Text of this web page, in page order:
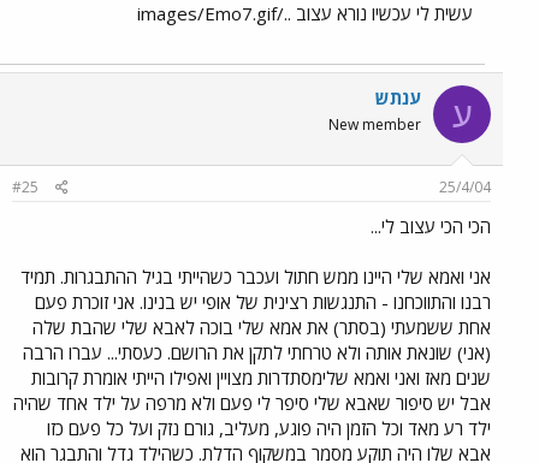
עשית לי עכשיו נורא עצוב ../images/Emo7.gif
ע ענתש
New member
25/4/04
#25
הכי הכי עצוב לי...
אני ואמא שלי היינו ממש חתול ועכבר כשהייתי בגיל ההתבגרות. תמיד
רבנו והתווכחנו - התנגשות רצינית של אופי יש בנינו. אני זוכרת פעם
אחת ששמעתי (בסתר) את אמא שלי בוכה לאבא שלי שהבת שלה
(אני) שונאת אותה ולא טרחתי לתקן את הרושם. כעסתי... עברו הרבה
שנים מאז ואני ואמא שלימסתדרות מצויין ואפילו הייתי אומרת קרובות
אבל יש סיפור שאבא שלי סיפר לי פעם ולא מרפה על ילד אחד שהיה
ילד רע מאד וכל הזמן היה פוגע, מעליב, גורם נזק ועל כל פעם כזו
אבא שלו היה תוקע מסמר במשקוף הדלת. כשהילד גדל והתבגר הוא